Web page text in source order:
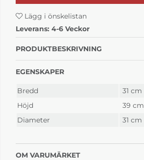
Lägg i önskelistan
Leverans: 4-6 Veckor
PRODUKTBESKRIVNING
EGENSKAPER
Bredd
31 cm
Höjd
39 cm
Diameter
31 cm
OM VARUMÄRKET